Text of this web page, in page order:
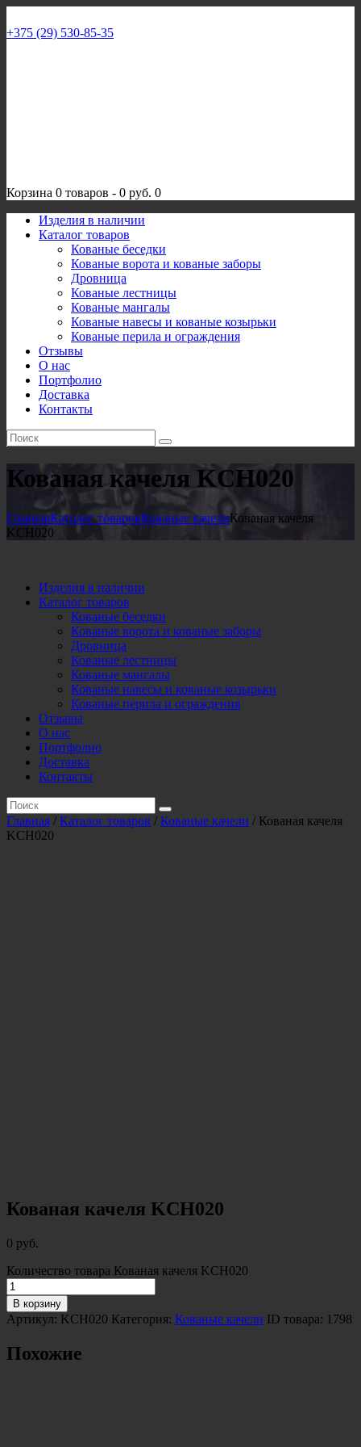
+375 (29) 530-85-35
Корзина 0 товаров - 0 руб. 0
Изделия в наличии
Каталог товаров
Кованые беседки
Кованые ворота и кованые заборы
Дровница
Кованые лестницы
Кованые мангалы
Кованые навесы и кованые козырьки
Кованые перила и ограждения
Отзывы
О нас
Портфолио
Доставка
Контакты
Кованая качеля KCH020
ГлавнаяКаталог товаровКованые качелиКованая качеля
KCH020
Изделия в наличии
Каталог товаров
Кованые беседки
Кованые ворота и кованые заборы
Дровница
Кованые лестницы
Кованые мангалы
Кованые навесы и кованые козырьки
Кованые перила и ограждения
Отзывы
О нас
Портфолио
Доставка
Контакты
Главная / Каталог товаров / Кованые качели / Кованая качеля
KCH020
Кованая качеля KCH020
0 руб.
Количество товара Кованая качеля KCH020
В корзину
Артикул: KCH020 Категория: Кованые качели ID товара: 1798
Похожие